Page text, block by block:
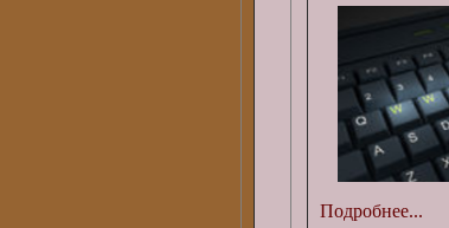
Подробнее...